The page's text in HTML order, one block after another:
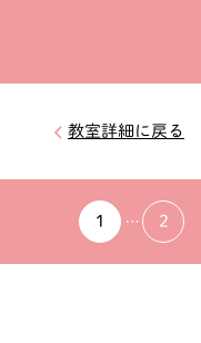
教室詳細に戻る
1 2